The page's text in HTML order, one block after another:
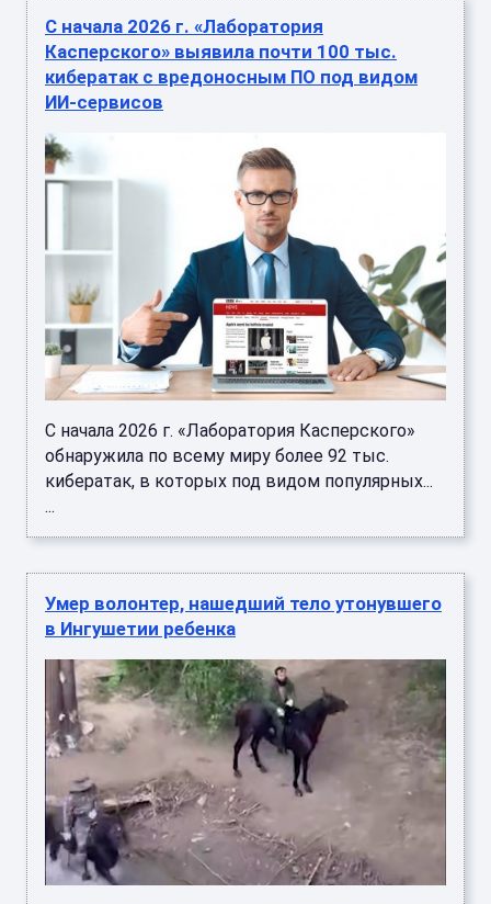
C начала 2026 г. «Лаборатория
Касперского» выявила почти 100 тыс.
кибератак с вредоносным ПО под видом
ИИ-сервисов
С начала 2026 г. «Лаборатория Касперского»
обнаружила по всему миру более 92 тыс.
кибератак, в которых под видом популярных...
...
Умер волонтер, нашедший тело утонувшего
в Ингушетии ребенка